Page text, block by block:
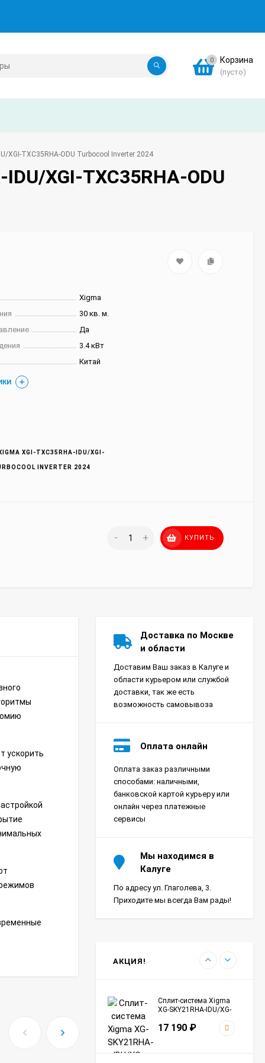
0 Корзина
(пусто)
XGI-TXC35RHA-ODU Turbocool Inverter 2024
XGI-TXC35RHA-ODU
Xigma
30 кв. м.
Да
3.4 кВт
Китай
XGI-TXC35RHA-IDU/XGI-
INVERTER 2024
- + КУПИТЬ
ускорить
Доставка по Москве
и области
Доставим Ваш заказ в Калуге и
области курьером или службой
доставки, так же есть
возможность самовывоза
Оплата онлайн
Оплата заказ различными
способами: наличными,
банковской картой курьеру или
онлайн через платежные
сервисы
Мы находимся в
Калуге
По адресу ул. Глаголева, 3.
Приходите мы всегда Вам рады!
АКЦИЯ!
Сплит-система Xigma
SKY27RHA-ODU Sky
18 390₽
Сплит-система Ultima
Comfort SIR-I07PN-
IN/SIR-I07PN-OUT Sirius
Сплит-система Xigma
XG-SKY21RHA-IDU/XG-
17 190 ₽